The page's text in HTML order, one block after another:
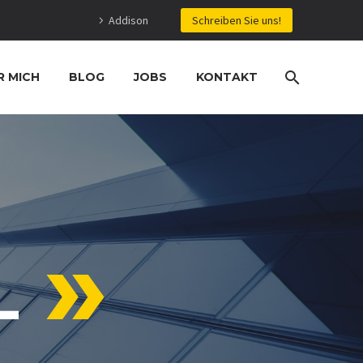
Addison Schreiben Sie uns!
MICH BLOG JOBS KONTAKT